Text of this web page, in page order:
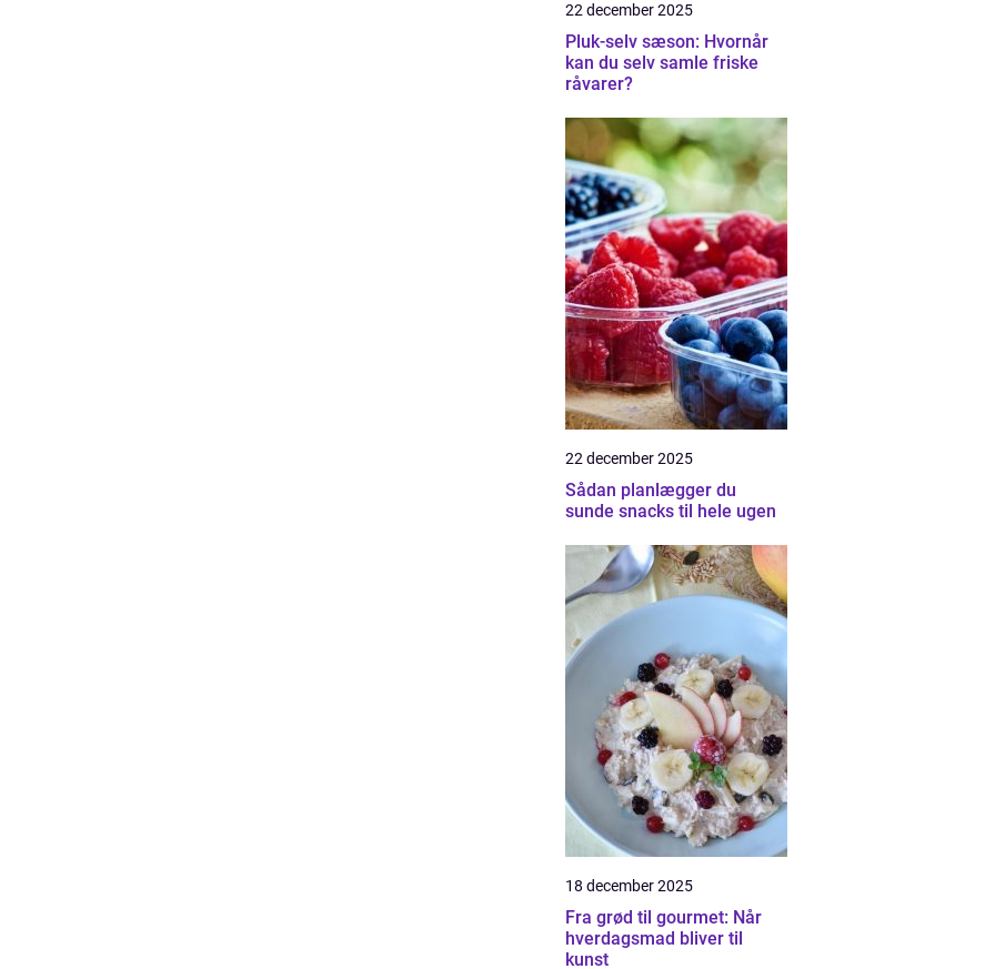
22 december 2025
Pluk-selv sæson: Hvornår
kan du selv samle friske
råvarer?
22 december 2025
Sådan planlægger du
sunde snacks til hele ugen
18 december 2025
Fra grød til gourmet: Når
hverdagsmad bliver til
kunst